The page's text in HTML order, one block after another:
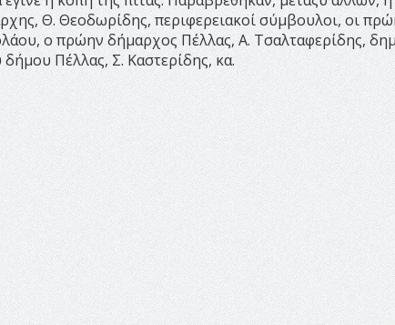
Θ. Θεοδωρίδης, περιφερειακοί σύμβουλοι, οι
ο πρώην δήμαρχος Πέλλας, Α. Τσαλταφερίδης,
Πέλλας, Σ. Καστερίδης, κα.